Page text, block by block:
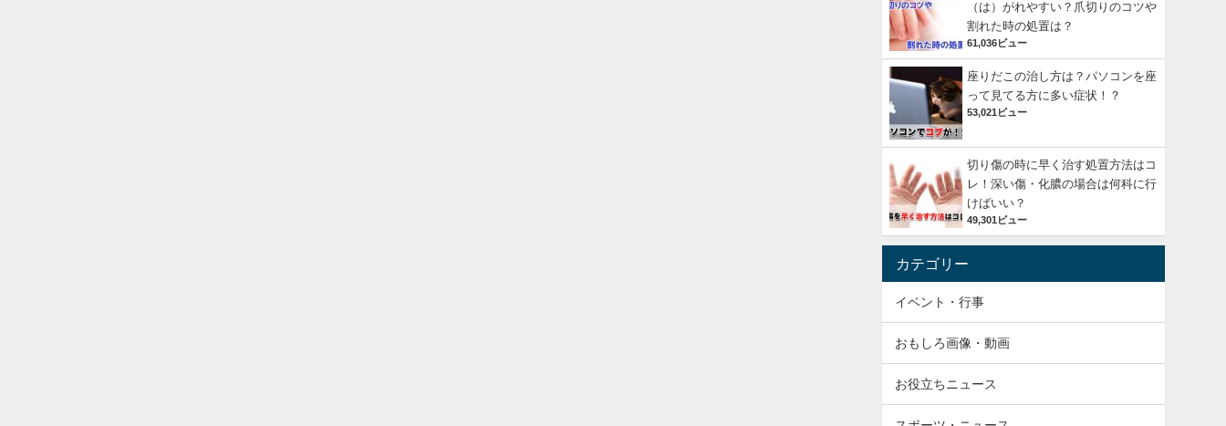
（は）がれやすい？爪切りのコツや
割れた時の処置は？
61,036ビュー
座りだこの治し方は？パソコンを座
って見てる方に多い症状！？
53,021ビュー
切り傷の時に早く治す処置方法はコ
レ！深い傷・化膿の場合は何科に行
けばいい？
49,301ビュー
カテゴリー
イベント・行事
おもしろ画像・動画
お役立ちニュース